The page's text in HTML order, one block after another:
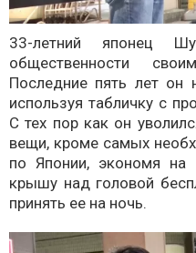
33-летний японец
общественности
Последние пять лет он
используя табличку с
С тех пор как он
вещи, кроме самых
по Японии, экономя на
крышу над головой
принять ее на ночь.